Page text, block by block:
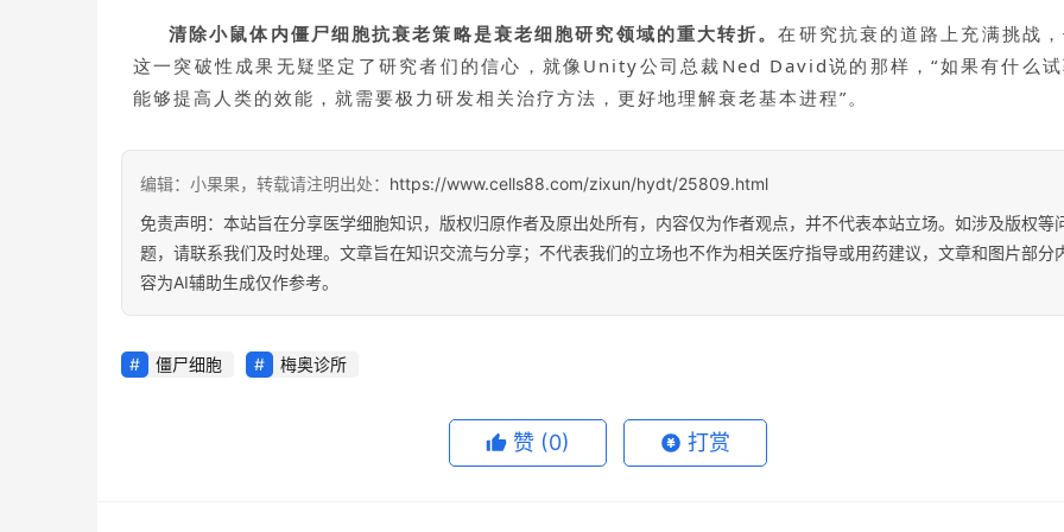
清除小鼠体内僵尸细胞抗衰老策略是衰老细胞研究领域的重大转折。在研究抗衰的道路上充满挑战，
这一突破性成果无疑坚定了研究者们的信心，就像Unity公司总裁Ned David说的那样，“如果有什么试
能够提高人类的效能，就需要极力研发相关治疗方法，更好地理解衰老基本进程”。
编辑：小果果，转载请注明出处： https://www.cells88.com/zixun/hydt/25809.html
免责声明：本站旨在分享医学细胞知识，版权归原作者及原出处所有，内容仅为作者观点，并不代表本站立场。如涉及版权等
题，请联系我们及时处理。文章旨在知识交流与分享；不代表我们的立场也不作为相关医疗指导或用药建议，文章和图片部分
容为AI辅助生成仅作参考。
僵尸细胞 梅奥诊所
赞 (0) 打赏